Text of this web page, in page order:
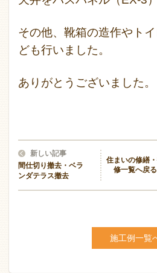
その他、靴箱の造作やト
ども行いました。
ありがとうございました。
新しい記事
間仕切り撤去・ベラ
ンダテラス撤去
住まいの修繕
修一覧へ戻る
施工例一覧